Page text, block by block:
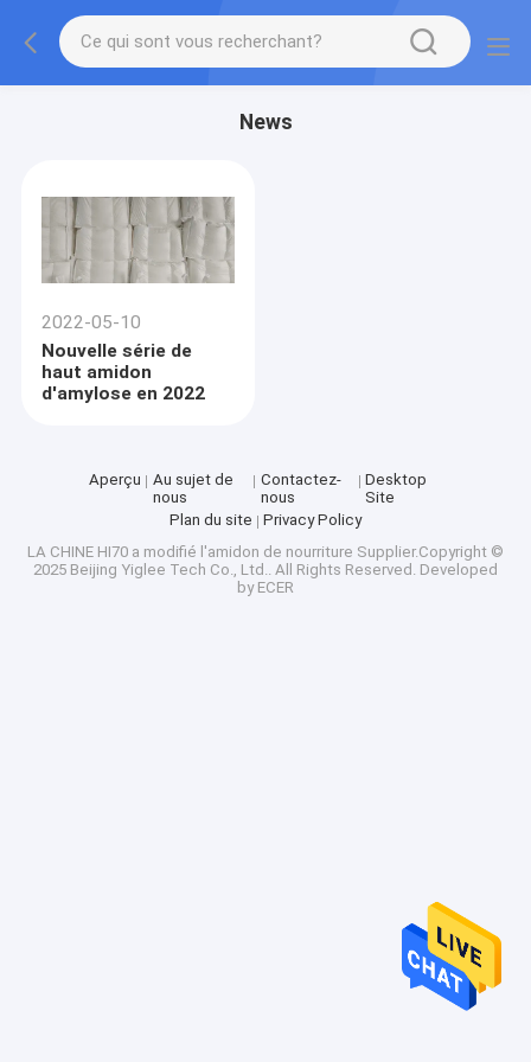
News
2022-05-10
Nouvelle série de
haut amidon
d'amylose en 2022
Aperçu
Au sujet de
nous
Contactez-
nous
Desktop
Site
Plan du site
Privacy Policy
LA CHINE HI70 a modifié l'amidon de nourriture Supplier.Copyright ©
2025 Beijing Yiglee Tech Co., Ltd.. All Rights Reserved. Developed
by ECER